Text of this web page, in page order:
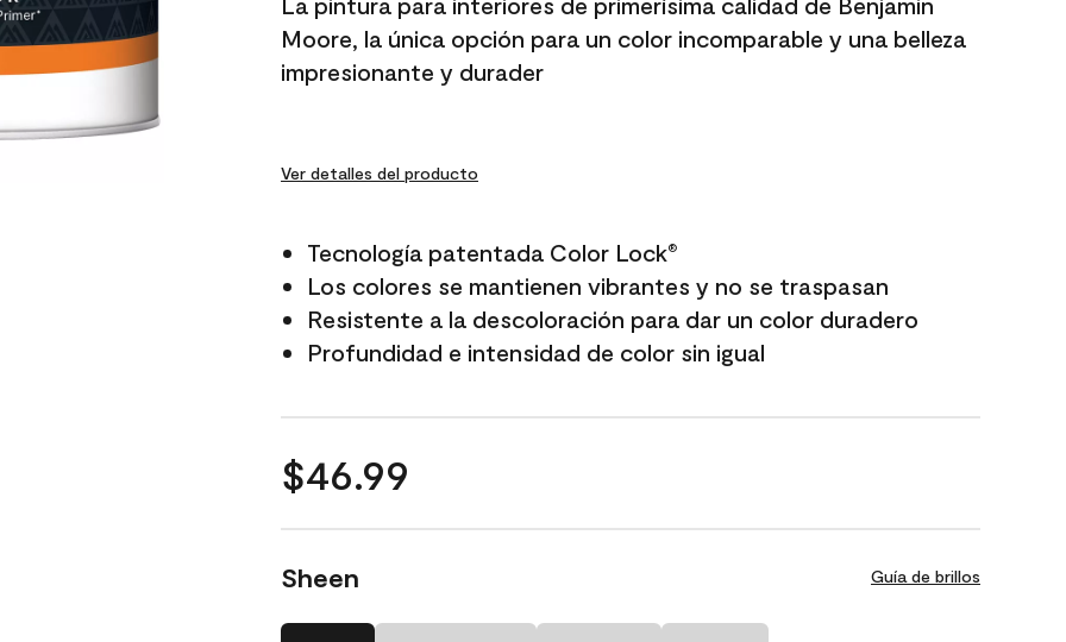
Moore, la única opción para un color incomparable y una belleza
impresionante y durader
Ver detalles del producto
Tecnología patentada Color Lock®
Los colores se mantienen vibrantes y no se traspasan
Resistente a la descoloración para dar un color duradero
Profundidad e intensidad de color sin igual
$46.99
Sheen Guía de brillos